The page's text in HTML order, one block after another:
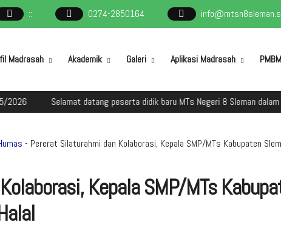
:: 0274-2850164
Madrasah Akademik Galeri Aplikasi Madrasah PMBM
Selamat datang peserta didik baru MTs Negeri 8 Sleman dalam
- Pererat Silaturahmi dan Kolaborasi, Kepala SMP/MTs Kabupaten
Kepala SMP/MTs